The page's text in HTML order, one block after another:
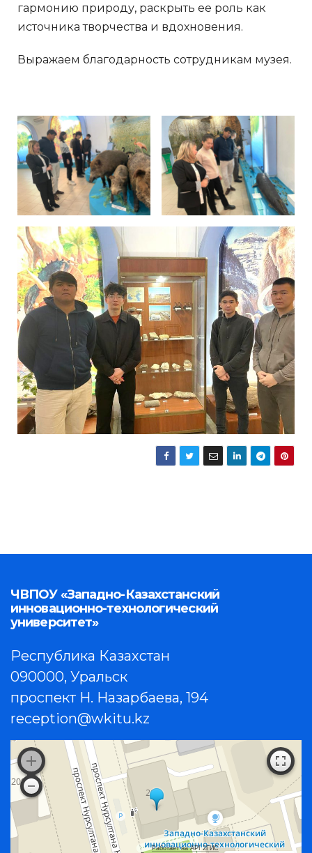
гармонию природу, раскрыть ее роль как
источника творчества и вдохновения.
Выражаем благодарность сотрудникам музея.
ЧВПОУ «Западно-Казахстанский
инновационно-технологический
университет»
Республика Казахстан
090000, Уральск
проспект Н. Назарбаева, 194
reception@wkitu.kz
Работает на API 2ГИС